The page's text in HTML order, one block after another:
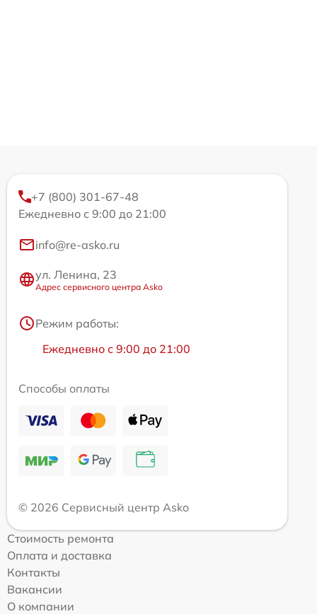
+7 (800) 301-67-48
Ежедневно с 9:00 до 21:00
info@re-asko.ru
ул. Ленина, 23
Адрес сервисного центра Asko
Режим работы:
Ежедневно с 9:00 до 21:00
Способы оплаты
© 2026 Сервисный центр Asko
Стоимость ремонта
Оплата и доставка
Контакты
Вакансии
О компании